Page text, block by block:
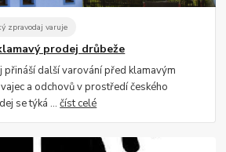
zpravodaj varuje
prodej drůbeže
další varování před klamavým
a odchovů v prostředí českého
se týká ...číst celé